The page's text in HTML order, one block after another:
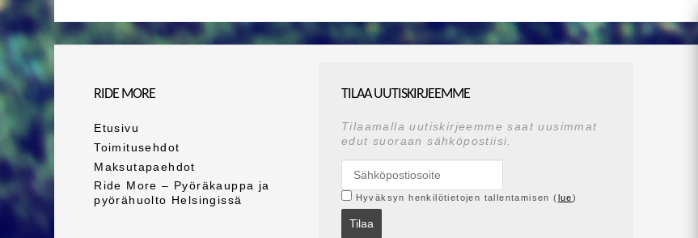
RIDE MORE
Etusivu
Toimitusehdot
Maksutapaehdot
Ride More – Pyöräkauppa ja
pyörähuolto Helsingissä
TILAA UUTISKIRJEEMME
Tilaamalla uutiskirjeemme saat uusimmat
edut suoraan sähköpostiisi.
Hyväksyn henkilötietojen tallentamisen (lue)
Tilaa